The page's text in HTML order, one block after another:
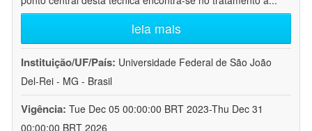
leia mais
Instituição/UF/País: Universidade Federal de São João
Del-Rei - MG - Brasil
Vigência: Tue Dec 05 00:00:00 BRT 2023-Thu Dec 31
00:00:00 BRT 2026